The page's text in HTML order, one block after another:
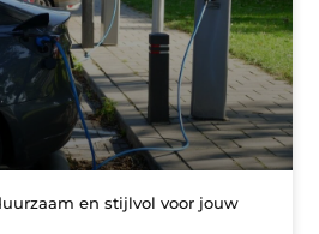
en stijlvol voor jouw